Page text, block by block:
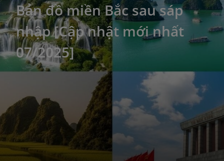
Bản đồ miền Bắc sau sáp
nhập [Cập nhật mới nhất
07/2025]